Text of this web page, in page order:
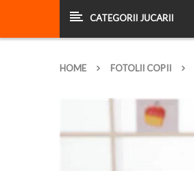
CATEGORII JUCARII
HOME FOTOLII COPII